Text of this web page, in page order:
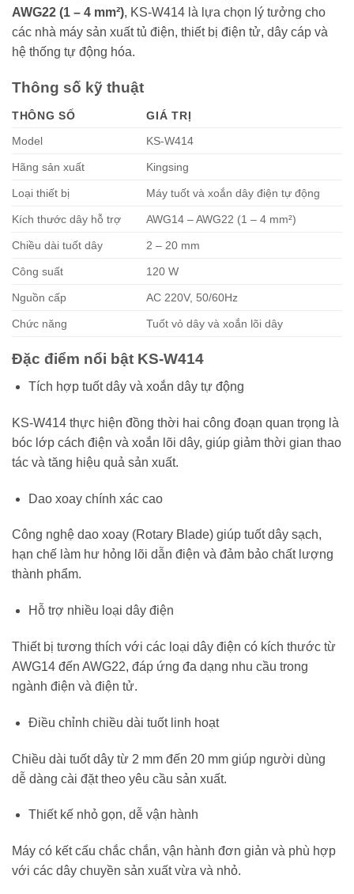
AWG22 (1 – 4 mm²), KS-W414 là lựa chọn lý tưởng cho
các nhà máy sản xuất tủ điện, thiết bị điện tử, dây cáp và
hệ thống tự động hóa.
Thông số kỹ thuật
THÔNG SỐ
GIÁ TRỊ
Model
KS-W414
Hãng sản xuất Kingsing
Loại thiết bị Máy tuốt và xoắn dây điện tự động
Kích thước dây hỗ trợ AWG14 – AWG22 (1 – 4 mm²)
Chiều dài tuốt dây 2 – 20 mm
Công suất 120 W
Nguồn cấp AC 220V, 50/60Hz
Chức năng Tuốt vỏ dây và xoắn lõi dây
Đặc điểm nổi bật KS-W414
Tích hợp tuốt dây và xoắn dây tự động
KS-W414 thực hiện đồng thời hai công đoạn quan trọng là
bóc lớp cách điện và xoắn lõi dây, giúp giảm thời gian thao
tác và tăng hiệu quả sản xuất.
Dao xoay chính xác cao
Công nghệ dao xoay (Rotary Blade) giúp tuốt dây sạch,
hạn chế làm hư hỏng lõi dẫn điện và đảm bảo chất lượng
thành phẩm.
Hỗ trợ nhiều loại dây điện
Thiết bị tương thích với các loại dây điện có kích thước từ
AWG14 đến AWG22, đáp ứng đa dạng nhu cầu trong
ngành điện và điện tử.
Điều chỉnh chiều dài tuốt linh hoạt
Chiều dài tuốt dây từ 2 mm đến 20 mm giúp người dùng
dễ dàng cài đặt theo yêu cầu sản xuất.
Thiết kế nhỏ gọn, dễ vận hành
Máy có kết cấu chắc chắn, vận hành đơn giản và phù hợp
với các dây chuyền sản xuất vừa và nhỏ.